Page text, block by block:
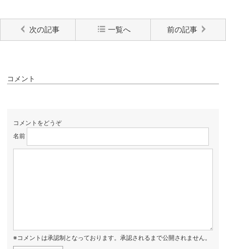
次の記事 一覧へ 前の記事
コメント
コメントをどうぞ
名前
※コメントは承認制となっております。承認されるまで公開されません。